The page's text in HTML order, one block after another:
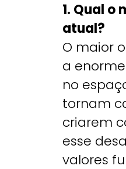
1. Qual
atual?
O maior
a
no
tornam
criarem
esse
valores